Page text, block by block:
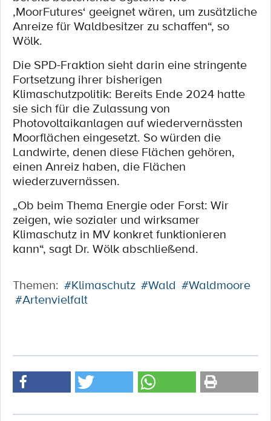
,MoorFutures‘ geeignet wären, um zusätzliche
Anreize für Waldbesitzer zu schaffen“, so
Wölk.
Die SPD-Fraktion sieht darin eine stringente
Fortsetzung ihrer bisherigen
Klimaschutzpolitik: Bereits Ende 2024 hatte
sie sich für die Zulassung von
Photovoltaikanlagen auf wiedervernässten
Moorflächen eingesetzt. So würden die
Landwirte, denen diese Flächen gehören,
einen Anreiz haben, die Flächen
wiederzuvernässen.
„Ob beim Thema Energie oder Forst: Wir
zeigen, wie sozialer und wirksamer
Klimaschutz in MV konkret funktionieren
kann“, sagt Dr. Wölk abschließend.
Themen: #Klimaschutz #Wald #Waldmoore
#Artenvielfalt